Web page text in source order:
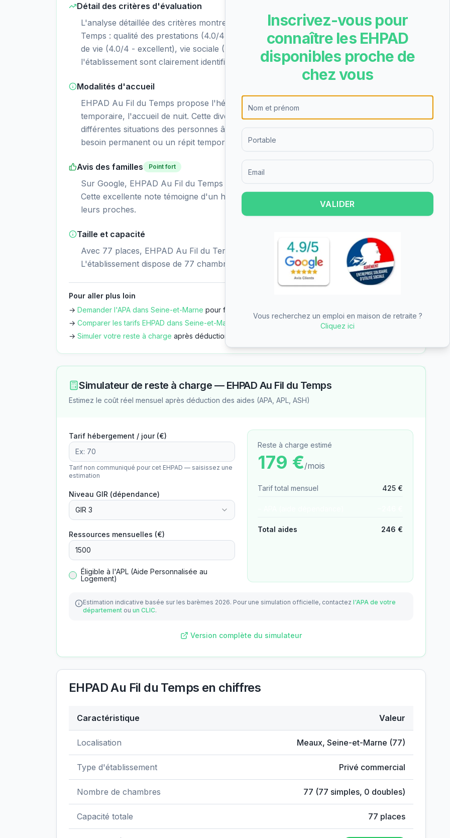
Détail des critères d'évaluation
L'analyse détaillée des critères montre les résultats suivants pour EHPAD Au Fil du
Temps : qualité des prestations (4.0/4 - excellent), nutrition (3.9/4 - excellent), cadre
de vie (4.0/4 - excellent), vie sociale (4.0/4 - excellent). Les points forts de
l'établissement sont clairement identifiés dans les critères les mieux notés.
Modalités d'accueil
EHPAD Au Fil du Temps propose l'hébergement permanent, l'hébergement
temporaire, l'accueil de nuit. Cette diversité d'offres permet de s'adapter aux
différentes situations des personnes âgées et de leurs familles, que ce soit pour un
besoin permanent ou un répit temporaire.
Avis des familles Point fort
Sur Google, EHPAD Au Fil du Temps obtient une note de 4.6/5 basée sur 120 avis.
Cette excellente note témoigne d'un haut niveau de satisfaction des résidents et de
leurs proches.
Taille et capacité
Avec 77 places, EHPAD Au Fil du Temps est un établissement de taille moyenne.
L'établissement dispose de 77 chambres.
Pour aller plus loin
→ Demander l'APA dans Seine-et-Marne pour financer une partie du tarif dépendance
→ Comparer les tarifs EHPAD dans Seine-et-Marne
→ Simuler votre reste à charge après déduction des aides
Simulateur de reste à charge — EHPAD Au Fil du Temps
Estimez le coût réel mensuel après déduction des aides (APA, APL, ASH)
Tarif hébergement / jour (€)
Tarif non communiqué pour cet EHPAD — saisissez une
estimation
Niveau GIR (dépendance)
GIR 3
Ressources mensuelles (€)
Éligible à l'APL (Aide Personnalisée au
Logement)
Reste à charge estimé
179 €/mois
Tarif total mensuel 425 €
Total aides 246 €
Estimation indicative basée sur les barèmes 2026. Pour une simulation officielle, contactez l'APA de votre
département ou un CLIC.
Version complète du simulateur
EHPAD Au Fil du Temps en chiffres
Caractéristique Valeur
Localisation Meaux, Seine-et-Marne (77)
Type d'établissement Privé commercial
Nombre de chambres 77 (77 simples, 0 doubles)
Capacité totale 77 places
Inscrivez-vous pour
connaître les EHPAD
disponibles proche de
chez vous
VALIDER
Vous recherchez un emploi en maison de retraite ?
Cliquez ici